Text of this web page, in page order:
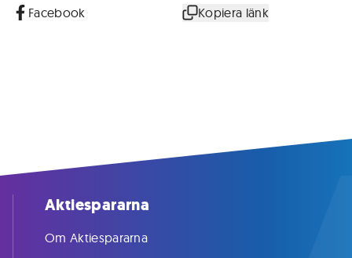
Facebook Kopiera länk
Aktiespararna
Om Aktiespararna